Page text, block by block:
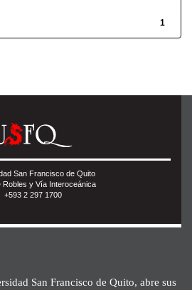
1
San Francisco de Quito
Robles y Vía Interoceánica
+593 2 297 1700
San Francisco de Quito, abre sus